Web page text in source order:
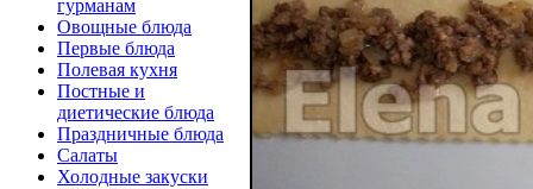
гурманам
Овощные блюда
Первые блюда
Полевая кухня
Постные и
диетические блюда
Праздничные блюда
Салаты
Холодные закуски